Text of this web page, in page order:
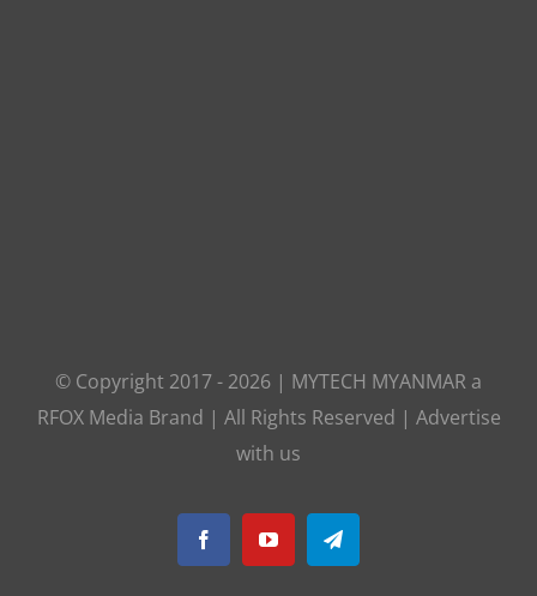
© Copyright 2017 - 2026 | MYTECH MYANMAR a
RFOX Media Brand | All Rights Reserved | Advertise
with us
FacebookYouTubeTelegram